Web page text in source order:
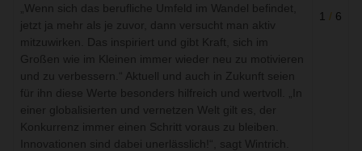
„Wenn sich das berufliche Umfeld im Wandel befindet,
jetzt ja mehr als je zuvor, dann versucht man aktiv
mitzuwirken. Das inspiriert und gibt Kraft, sich im
Großen wie im Kleinen immer wieder neu zu motivieren
und zu verbessern.“ Aktuell und auch in Zukunft seien
für ihn diese Werte besonders hilfreich und wertvoll. „In
einer globalisierten und vernetzen Welt gilt es, der
Konkurrenz immer einen Schritt voraus zu bleiben.
Innovationen sind dabei unerlässlich!“, sagt Wintrich.
1 / 6